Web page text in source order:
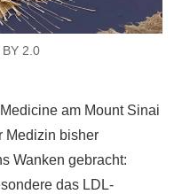
2.0
am Mount Sinai
Medizin bisher
Wanken gebracht:
das LDL-